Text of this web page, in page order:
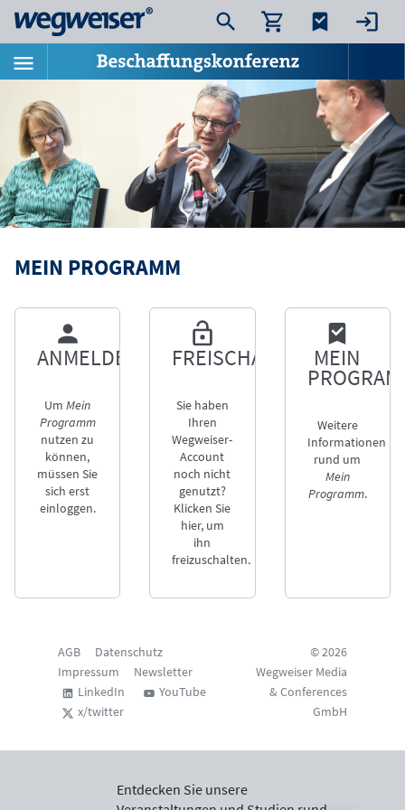
MEIN PROGRAMM
ANMELDEN
UmMein
Programm
nutzen zu
können,
müssen Sie
sich erst
einloggen.
FREISCHALTEN
Sie haben
Ihren
Wegweiser-
Account
noch nicht
genutzt?
Klicken Sie
hier, um
ihn
freizuschalten.
MEIN
Weitere
Informationen
rund um
Mein
Programm.
AGB
Datenschutz
Impressum
Newsletter
LinkedIn
YouTube
x/twitter
© 2026
Wegweiser Media
& Conferences
GmbH
Entdecken Sie unsere